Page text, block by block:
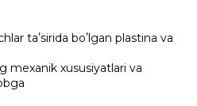
taʼsirida boʼlgan plastina va
mexanik xususiyatlari va